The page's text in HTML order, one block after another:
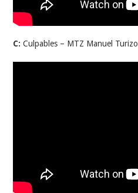
C: Culpables – MTZ Manuel Turizo